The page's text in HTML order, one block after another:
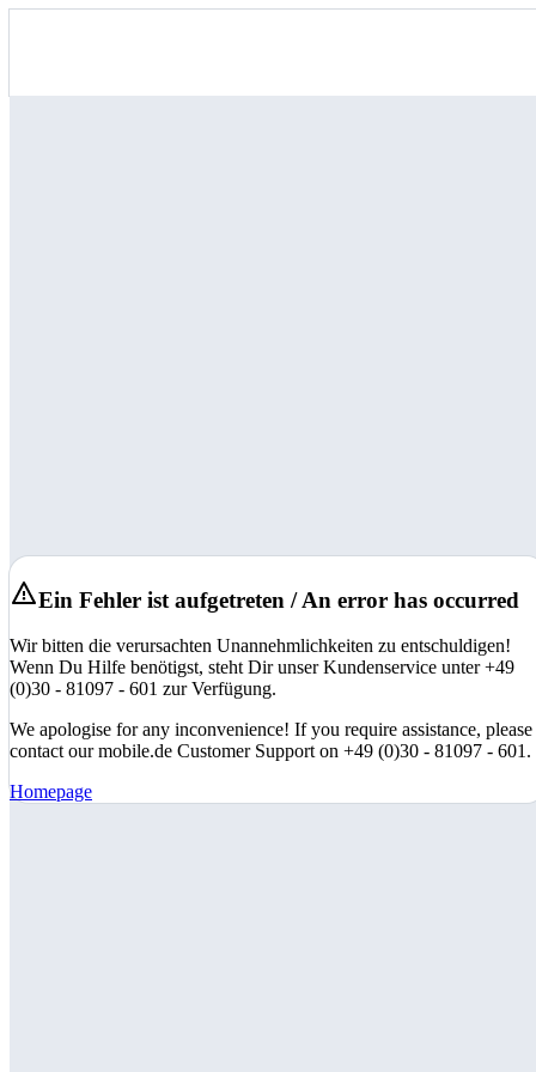
Ein Fehler ist aufgetreten / An error has occurred
Wir bitten die verursachten Unannehmlichkeiten zu entschuldigen!
Wenn Du Hilfe benötigst, steht Dir unser Kundenservice unter +49
(0)30 - 81097 - 601 zur Verfügung.
We apologise for any inconvenience! If you require assistance, please
contact our mobile.de Customer Support on +49 (0)30 - 81097 - 601.
Homepage